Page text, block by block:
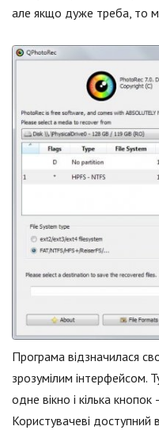
але якщо дуже треба, то
Програма відзначилася
зрозумілим інтерфейсом.
одне вікно і кілька кнопок
Користувачеві доступний